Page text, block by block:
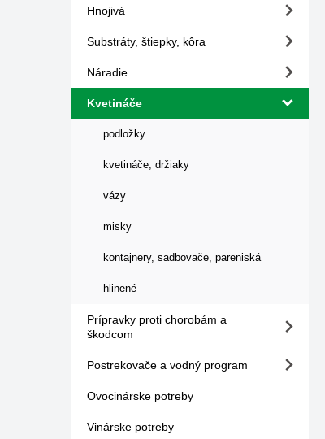
Hnojivá
Substráty, štiepky, kôra
Náradie
Kvetináče
podložky
kvetináče, držiaky
vázy
misky
kontajnery, sadbovače, pareniská
hlinené
Prípravky proti chorobám a
škodcom
Postrekovače a vodný program
Ovocinárske potreby
Vinárske potreby